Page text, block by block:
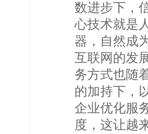
数进步下，
心技术就是
器，自然成
互联网的发
务方式也随
的加持下，
企业优化服
度，这让越